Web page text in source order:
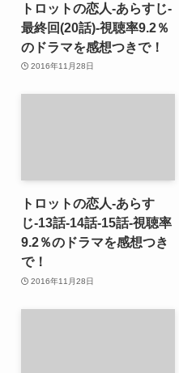
トロットの恋人-あらすじ-
最終回(20話)-視聴率9.2％
のドラマを感想つきで！
2016年11月28日
トロットの恋人-あらす
じ-13話-14話-15話-視聴率
9.2％のドラマを感想つき
で！
2016年11月28日